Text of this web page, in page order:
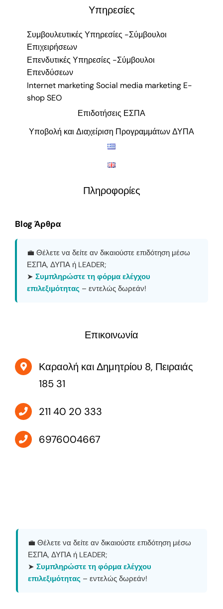
Υπηρεσίες
Συμβουλευτικές Υπηρεσίες -Σύμβουλοι
Επιχειρήσεων
Επενδυτικές Υπηρεσίες -Σύμβουλοι
Επενδύσεων
Internet marketing Social media marketing E-
shop SEO
Επιδοτήσεις ΕΣΠΑ
Υποβολή και Διαχείριση Προγραμμάτων ΔΥΠΑ
Πληροφορίες
Blog Άρθρα
💼 Θέλετε να δείτε αν δικαιούστε επιδότηση μέσω
ΕΣΠΑ, ΔΥΠΑ ή LEADER;
➤ Συμπληρώστε τη φόρμα ελέγχου
επιλεξιμότητας – εντελώς δωρεάν!
Επικοινωνία
Καραολή και Δημητρίου 8, Πειραιάς
185 31
211 40 20 333
6976004667
💼 Θέλετε να δείτε αν δικαιούστε επιδότηση μέσω
ΕΣΠΑ, ΔΥΠΑ ή LEADER;
➤ Συμπληρώστε τη φόρμα ελέγχου
επιλεξιμότητας – εντελώς δωρεάν!